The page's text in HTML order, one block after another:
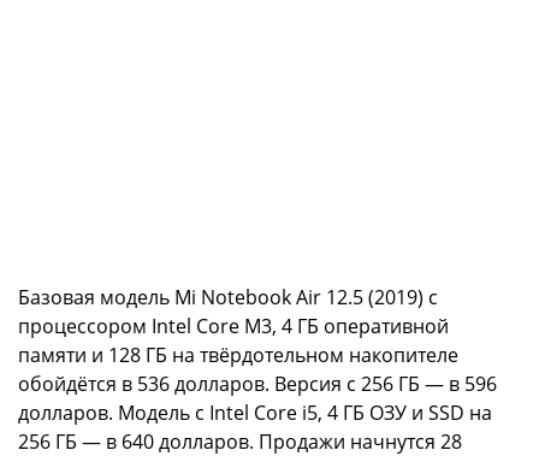
Базовая модель Mi Notebook Air 12.5 (2019) с
процессором Intel Core M3, 4 ГБ оперативной
памяти и 128 ГБ на твёрдотельном накопителе
обойдётся в 536 долларов. Версия с 256 ГБ — в 596
долларов. Модель с Intel Core i5, 4 ГБ ОЗУ и SSD на
256 ГБ — в 640 долларов. Продажи начнутся 28